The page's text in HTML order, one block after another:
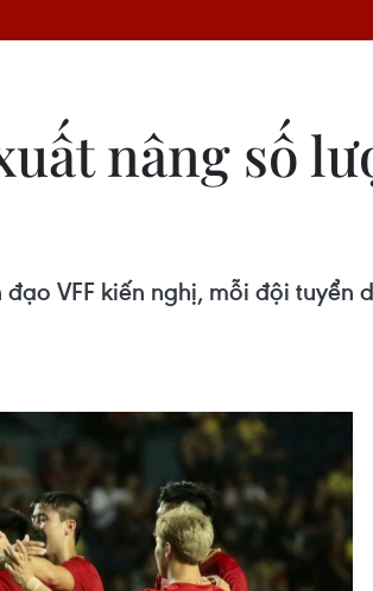
nâng số
VFF kiến nghị, mỗi đội